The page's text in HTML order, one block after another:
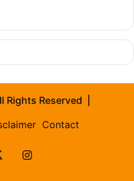
Reserved |
Contact
Instagram